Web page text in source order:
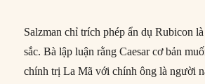
Salzman chỉ trích phép ẩn dụ Rubicon
sắc. Bà lập luận rằng Caesar cơ bản
chính trị La Mã với chính ông là người